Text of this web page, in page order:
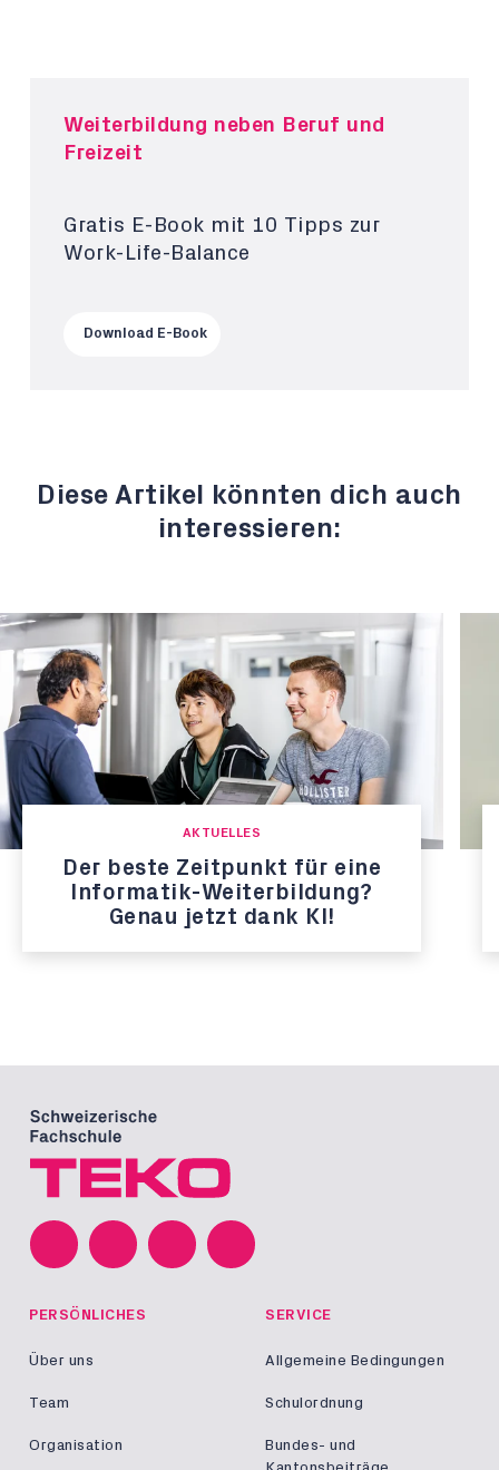
Weiterbildung neben Beruf und
Freizeit
Gratis E-Book mit 10 Tipps zur
Work-Life-Balance
Download E-Book
Diese Artikel könnten dich auch
interessieren:
AKTUELLES
Der beste Zeitpunkt für eine
Informatik-Weiterbildung?
Genau jetzt dank KI!
PERSÖNLICHES
Über uns
Team
Organisation
SERVICE
Allgemeine Bedingungen
Schulordnung
Bundes- und